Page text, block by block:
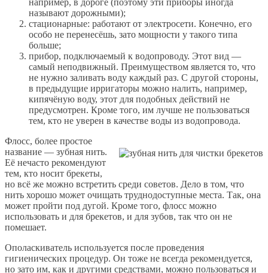
называют дорожными);
стационарные: работают от электросети. Конечно, его
особо не перенесёшь, зато мощности у такого типа
больше;
прибор, подключаемый к водопроводу. Этот вид —
самый неподвижный. Преимуществом является то, что
не нужно заливать воду каждый раз. С другой стороны,
в предыдущие ирригаторы можно налить, например,
кипячёную воду, этот для подобных действий не
предусмотрен. Кроме того, им лучше не пользоваться
тем, кто не уверен в качестве воды из водопровода.
Флосс, более простое
название — зубная нить.
Её нечасто рекомендуют
тем, кто носит брекеты,
но всё же можно встретить среди советов. Дело в том, что
нить хорошо может очищать труднодоступные места. Так, она
может пройти под дугой. Кроме того, флосс можно
использовать и для брекетов, и для зубов, так что он не
помешает.
Ополаскиватель используется после проведения
гигиенических процедур. Он тоже не всегда рекомендуется,
но зато им, как и другими средствами, можно пользоваться и